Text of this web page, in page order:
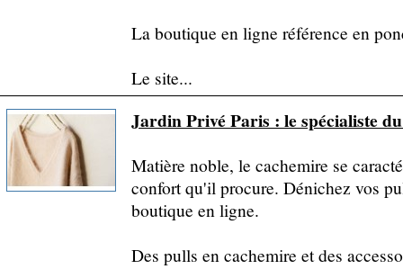
La boutique en ligne référence en
Le site...
Jardin Privé Paris : le spécialiste
Matière noble, le cachemire se
confort qu'il procure. Dénichez vos
boutique en ligne.
Des pulls en cachemire et des